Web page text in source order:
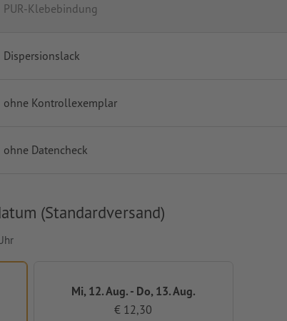
PUR-Klebebindung
Dispersionslack
ohne Kontrollexemplar
ohne Datencheck
(Standardversand)
Mi, 12. Aug. - Do, 13. Aug.
€ 12,30